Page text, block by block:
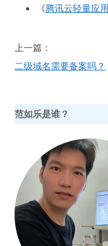
《腾讯云轻量应
文
章
上一篇：
二级域名需要备案吗？
范如乐是谁？